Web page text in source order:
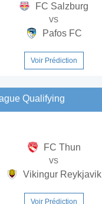
FC Salzburg
vs
Pafos FC
Voir Prédiction
Qualifying
FC Thun
vs
Vikingur Reykjavik
Voir Prédiction